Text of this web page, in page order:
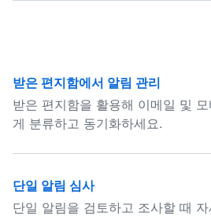
받은 편지함에서 알림 관리
받은 편지함을 활용해 이메일 및
게 분류하고 동기화하세요.
단일 알림 심사
단일 알림을 검토하고 조사할 때